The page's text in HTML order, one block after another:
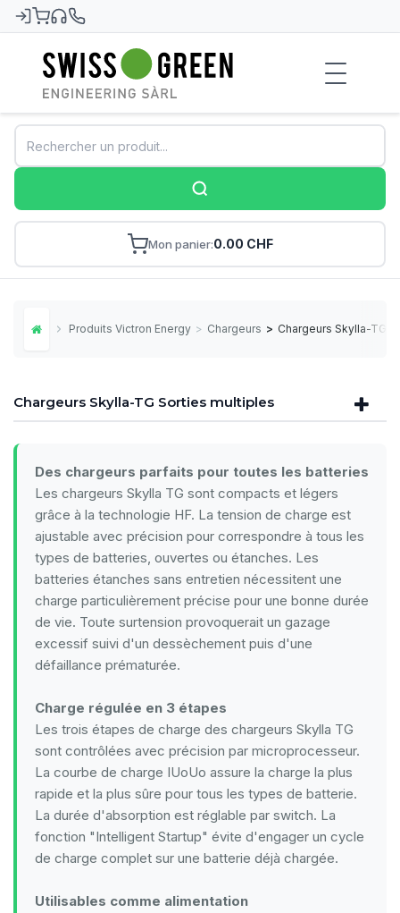
Swiss-Green
Mon panier 0.00 CHF
Home Produits Victron Energy > Chargeurs > Chargeurs Skylla-TG
Chargeurs Skylla-TG Sorties multiples
Des chargeurs parfaits pour toutes les batteries
Les chargeurs Skylla TG sont compacts et légers
grâce à la technologie HF. La tension de charge est
ajustable avec précision pour correspondre à tous les
types de batteries, ouvertes ou étanches. Les
batteries étanches sans entretien nécessitent une
charge particulièrement précise pour une bonne durée
de vie. Toute surtension provoquerait un gazage
excessif suivi d'un dessèchement puis d'une
défaillance prématurée.
Charge régulée en 3 étapes
Les trois étapes de charge des chargeurs Skylla TG
sont contrôlées avec précision par microprocesseur.
La courbe de charge IUoUo assure la charge la plus
rapide et la plus sûre pour tous les types de batterie.
La durée d'absorption est réglable par switch. La
fonction "Intelligent Startup" évite d'engager un cycle
de charge complet sur une batterie déjà chargée.
Utilisables comme alimentation